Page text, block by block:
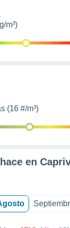
m³)
(16 #/m³)
en